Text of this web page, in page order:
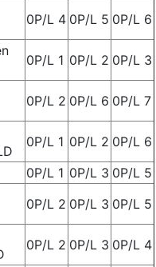
0P/L 4 0P/L 5 0P/L 6
0P/L 1 0P/L 2 0P/L 3
0P/L 2 0P/L 6 0P/L 7
0P/L 1 0P/L 2 0P/L 6
0P/L 1 0P/L 3 0P/L 5
0P/L 2 0P/L 3 0P/L 5
0P/L 2 0P/L 3 0P/L 4